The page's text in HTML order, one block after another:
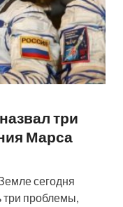
три
Марса
сегодня
три проблемы,